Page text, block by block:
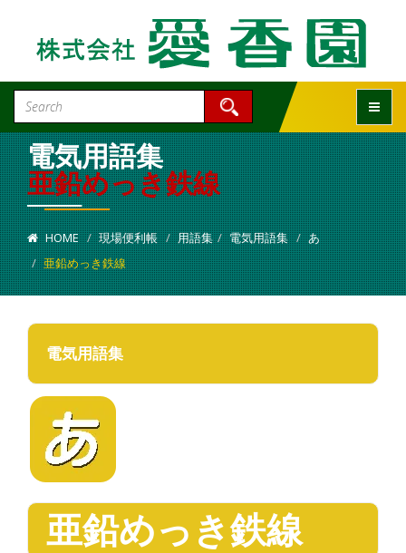
電気用語集
亜鉛めっき鉄線
HOME 現場便利帳 用語集 電気用語集
あ
亜鉛めっき鉄線
電気用語集
亜鉛めっき鉄線